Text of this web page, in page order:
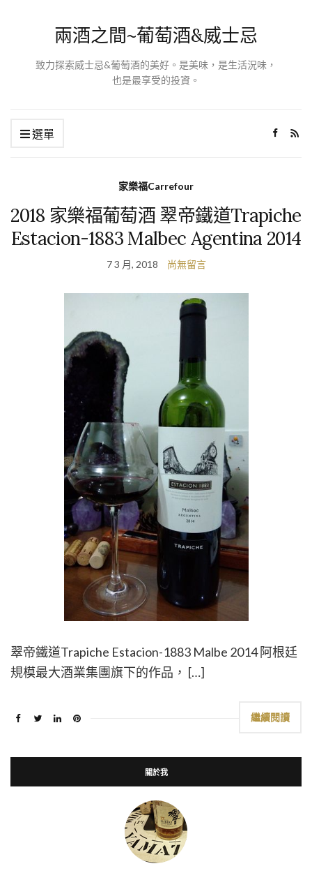
兩酒之間~葡萄酒&威士忌
致力探索威士忌&葡萄酒的美好。是美味，是生活況味，
也是最享受的投資。
選單
家樂福Carrefour
2018 家樂福葡萄酒 翠帝鐵道Trapiche
Estacion-1883 Malbec Agentina 2014
7 3 月, 2018 尚無留言
翠帝鐵道Trapiche Estacion-1883 Malbe 2014 阿根廷
規模最大酒業集團旗下的作品， […]
繼續閱讀
關於我